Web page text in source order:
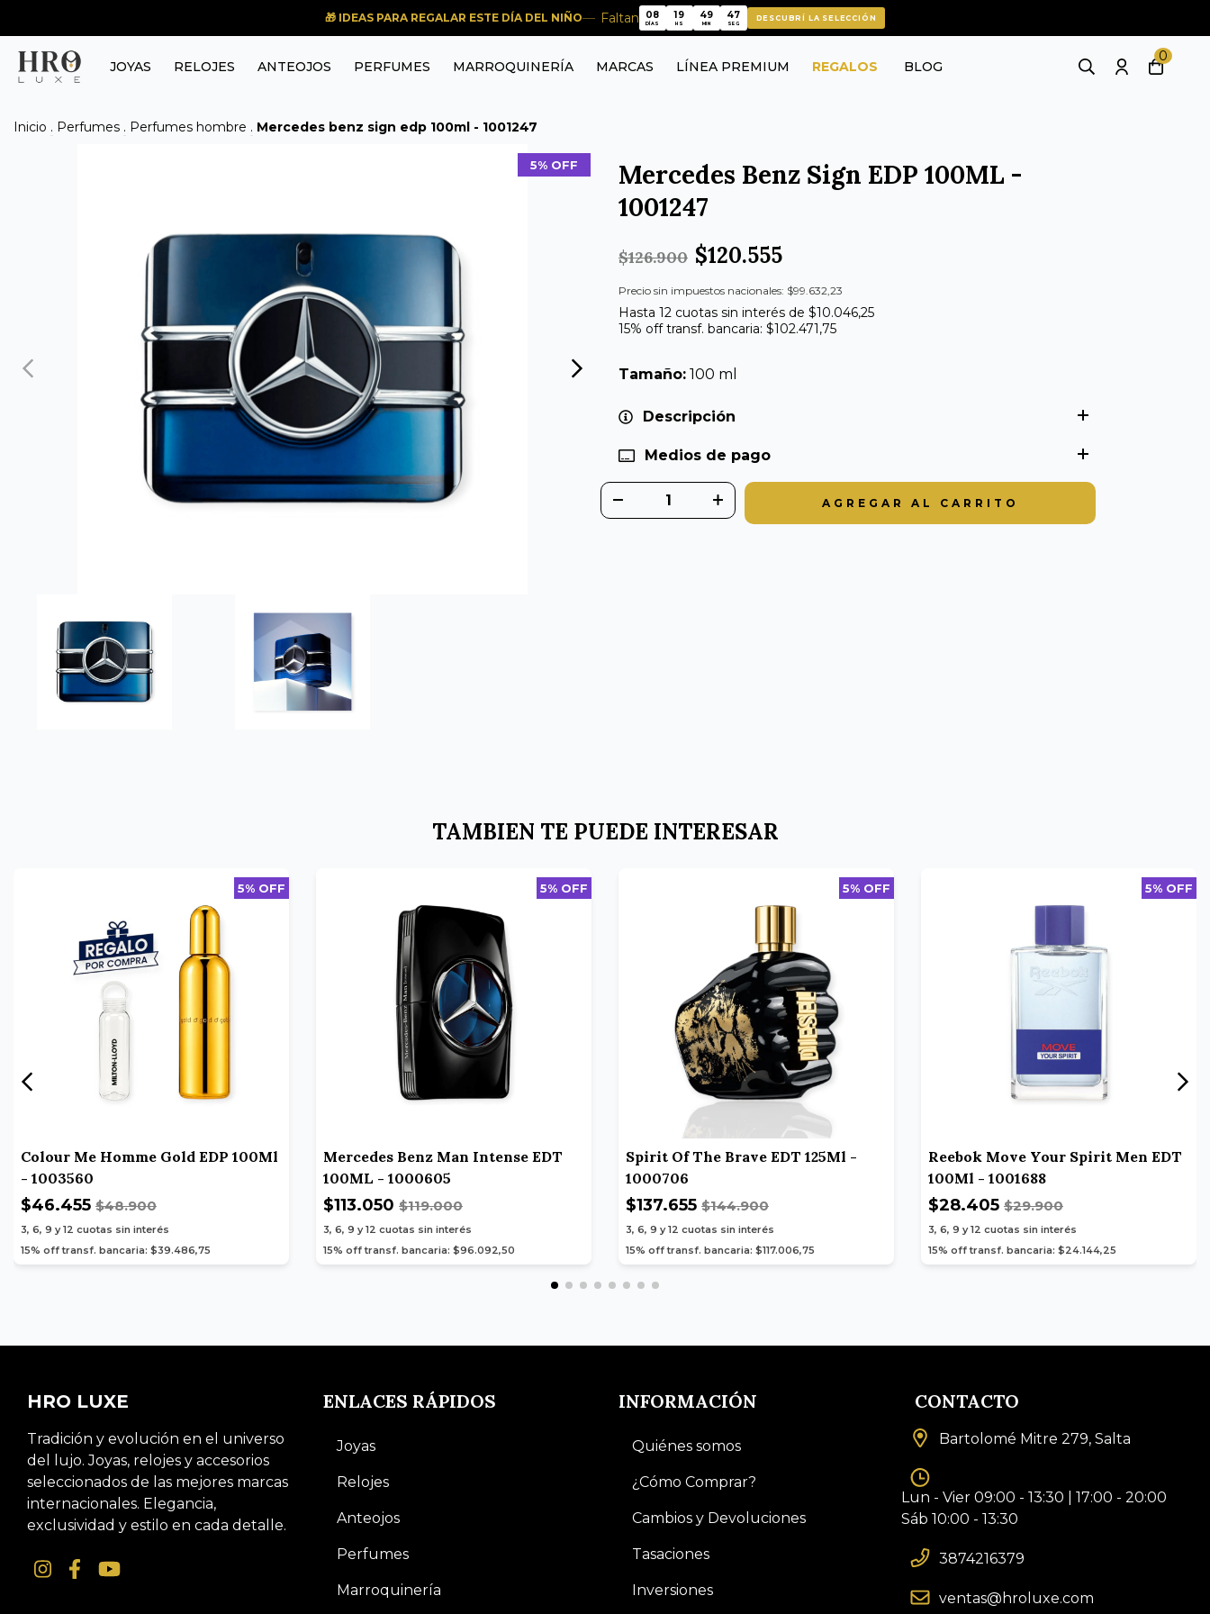
🎁 IDEAS PARA REGALAR ESTE DÍA DEL NIÑO Faltan
08
08
DÍAS
19
19
HS
49
49
MIN
46
46
SEG
DESCUBRÍ LA SELECCIÓN
JOYAS RELOJES ANTEOJOS PERFUMES MARROQUINERÍA MARCAS LÍNEA PREMIUM REGALOS BLOG
0
Inicio . Perfumes . Perfumes hombre . Mercedes benz sign edp 100ml - 1001247
5% OFF
Mercedes Benz Sign EDP 100ML -
1001247
$126.900 $120.555
Precio sin impuestos nacionales: $99.632,23
Hasta 12 cuotas sin interés de $10.046,25
15% off transf. bancaria: $102.471,75
Tamaño: 100 ml
Descripción
Medios de pago
TAMBIEN TE PUEDE INTERESAR
5% OFF
Colour Me Homme Gold EDP 100Ml
- 1003560
$46.455 $48.900
3, 6, 9 y 12 cuotas sin interés
15% off transf. bancaria: $39.486,75
5% OFF
Mercedes Benz Man Intense EDT
100ML - 1000605
$113.050 $119.000
3, 6, 9 y 12 cuotas sin interés
15% off transf. bancaria: $96.092,50
5% OFF
Spirit Of The Brave EDT 125Ml -
1000706
$137.655 $144.900
3, 6, 9 y 12 cuotas sin interés
15% off transf. bancaria: $117.006,75
5% OFF
Reebok Move Your Spirit Men EDT
100Ml - 1001688
$28.405 $29.900
3, 6, 9 y 12 cuotas sin interés
15% off transf. bancaria: $24.144,25
HRO LUXE
Tradición y evolución en el universo
del lujo. Joyas, relojes y accesorios
seleccionados de las mejores marcas
internacionales. Elegancia,
exclusividad y estilo en cada detalle.
ENLACES RÁPIDOS
Joyas
Relojes
Anteojos
Perfumes
Marroquinería
INFORMACIÓN
Quiénes somos
¿Cómo Comprar?
Cambios y Devoluciones
Tasaciones
Inversiones
CONTACTO
Bartolomé Mitre 279, Salta
Lun - Vier 09:00 - 13:30 | 17:00 - 20:00
Sáb 10:00 - 13:30
3874216379
ventas@hroluxe.com